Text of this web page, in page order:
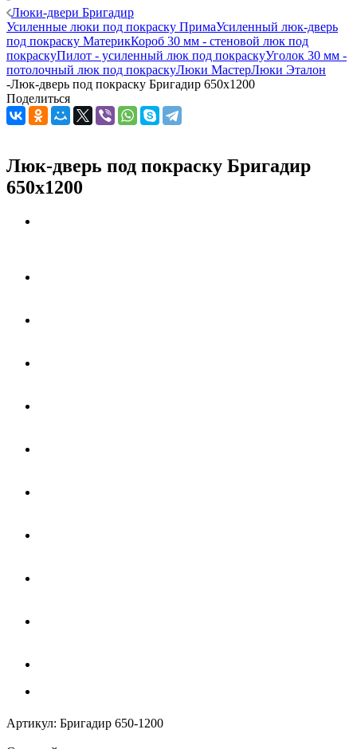
Люки-двери Бригадир
Усиленные люки под покраску ПримаУсиленный люк-дверь
под покраску МатерикКороб 30 мм - стеновой люк под
покраскуПилот - усиленный люк под покраскуУголок 30 мм -
потолочный люк под покраскуЛюки МастерЛюки Эталон
-Люк-дверь под покраску Бригадир 650х1200
Поделиться
Люк-дверь под покраску Бригадир
650х1200
Артикул: Бригадир 650-1200